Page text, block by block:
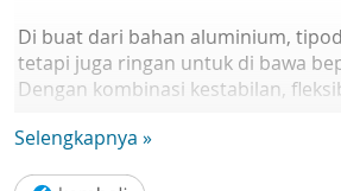
Di buat dari bahan aluminium,
tetapi juga ringan untuk di bawa
Dengan kombinasi kestabilan,
pintar yang ingin meningkatkan
Selengkapnya »